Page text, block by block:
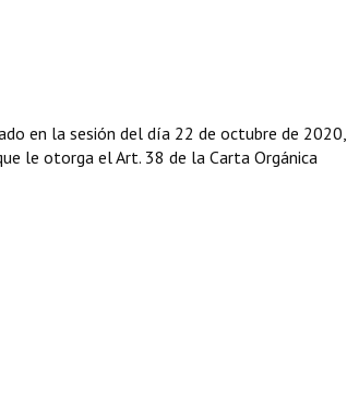
en la sesión del día 22 de octubre de 2020,
le otorga el Art. 38 de la Carta Orgánica